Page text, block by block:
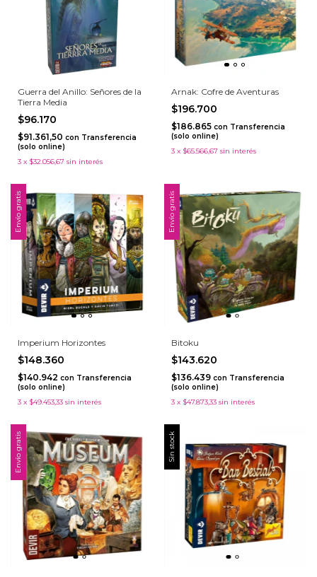
Guerra del Anillo: Señores de la
Tierra Media
$96.170
$91.361,50 con Transferencia
(solo online)
3 x $32.056,67 sin interés
Arnak: Cofre de Aventuras
$196.700
$186.865 con Transferencia
(solo online)
3 x $65.566,67 sin interés
Envío gratis
Imperium Horizontes
$148.360
$140.942 con Transferencia
(solo online)
3 x $49.453,33 sin interés
Envío gratis
Bitoku
$143.620
$136.439 con Transferencia
(solo online)
3 x $47.873,33 sin interés
Envío gratis Sin stock